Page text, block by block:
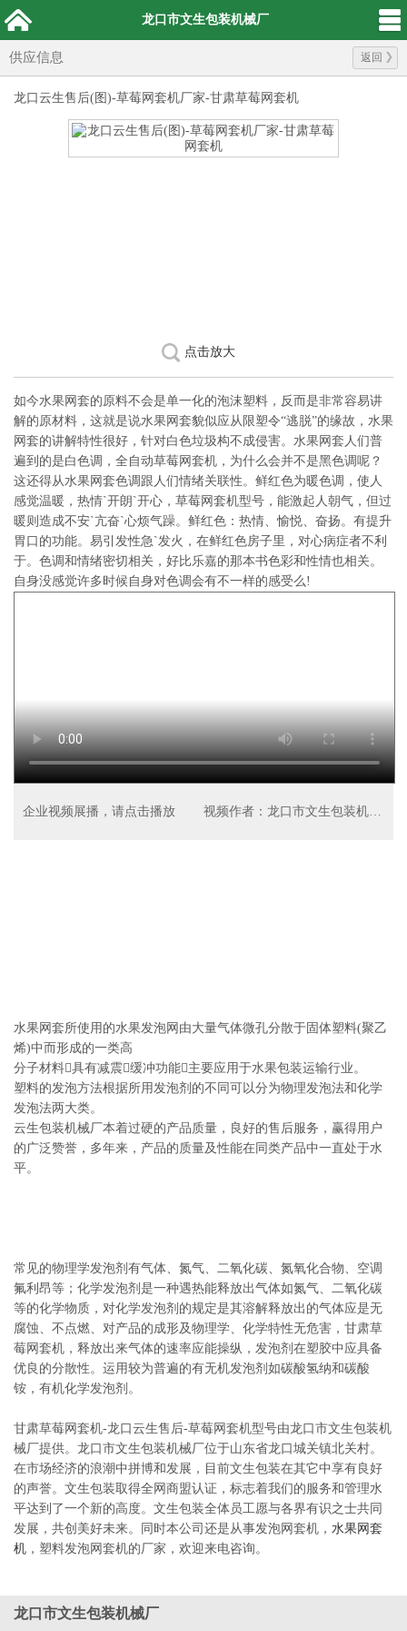
龙口市文生包装机械厂
供应信息 返回
龙口云生售后(图)-草莓网套机厂家-甘肃草莓网套机
点击放大
如今水果网套的原料不会是单一化的泡沫塑料，反而是非常容易讲
解的原材料，这就是说水果网套貌似应从限塑令“逃脱”的缘故，水果
网套的讲解特性很好，针对白色垃圾构不成侵害。水果网套人们普
遍到的是白色调，全自动草莓网套机，为什么会并不是黑色调呢？
这还得从水果网套色调跟人们情绪关联性。鲜红色为暖色调，使人
感觉温暖，热情`开朗`开心，草莓网套机型号，能激起人朝气，但过
暖则造成不安`亢奋`心烦气躁。鲜红色：热情、愉悦、奋扬。有提升
胃口的功能。易引发性急`发火，在鲜红色房子里，对心病症者不利
于。色调和情绪密切相关，好比乐嘉的那本书色彩和性情也相关。
自身没感觉许多时候自身对色调会有不一样的感受么!
企业视频展播，请点击播放 视频作者：龙口市文生包装机械厂
水果网套所使用的水果发泡网由大量气体微孔分散于固体塑料(聚乙
烯)中而形成的一类高
分子材料具有减震缓冲功能主要应用于水果包装运输行业。
塑料的发泡方法根据所用发泡剂的不同可以分为物理发泡法和化学
发泡法两大类。
云生包装机械厂本着过硬的产品质量，良好的售后服务，赢得用户
的广泛赞誉，多年来，产品的质量及性能在同类产品中一直处于水
平。
常见的物理学发泡剂有气体、氮气、二氧化碳、氮氧化合物、空调
氟利昂等；化学发泡剂是一种遇热能释放出气体如氮气、二氧化碳
等的化学物质，对化学发泡剂的规定是其溶解释放出的气体应是无
腐蚀、不点燃、对产品的成形及物理学、化学特性无危害，甘肃草
莓网套机，释放出来气体的速率应能操纵，发泡剂在塑胶中应具备
优良的分散性。运用较为普遍的有无机发泡剂如碳酸氢纳和碳酸
铵，有机化学发泡剂。
甘肃草莓网套机-龙口云生售后-草莓网套机型号由龙口市文生包装机
械厂提供。龙口市文生包装机械厂位于山东省龙口城关镇北关村。
在市场经济的浪潮中拼博和发展，目前文生包装在其它中享有良好
的声誉。文生包装取得全网商盟认证，标志着我们的服务和管理水
平达到了一个新的高度。文生包装全体员工愿与各界有识之士共同
发展，共创美好未来。同时本公司还是从事发泡网套机， 水果网套
机 ，塑料发泡网套机的厂家，欢迎来电咨询。
龙口市文生包装机械厂